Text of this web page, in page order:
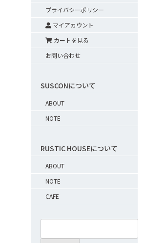
プライバシーポリシー
マイアカウント
カートを見る
お問い合わせ
SUSCONについて
ABOUT
NOTE
RUSTIC HOUSEについて
ABOUT
NOTE
CAFE